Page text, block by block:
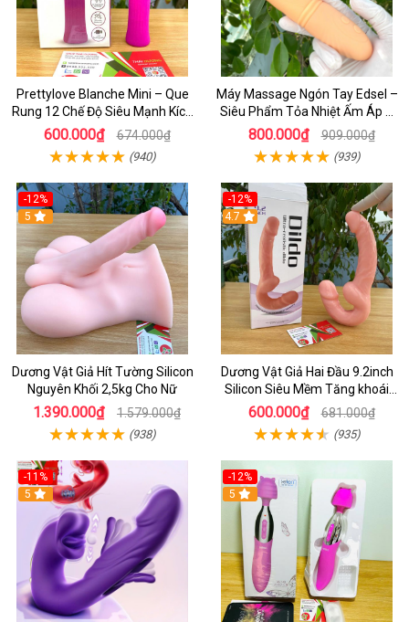
Prettylove Blanche Mini – Que
Rung 12 Chế Độ Siêu Mạnh Kích
Thích Điểm G Đê Mê
600.000₫ 674.000₫
(940)
Máy Massage Ngón Tay Edsel –
Siêu Phẩm Tỏa Nhiệt Ấm Áp &
Rung Móc Thăng Hoa
800.000₫ 909.000₫
(939)
-12%
5
Dương Vật Giả Hít Tường Silicon
Nguyên Khối 2,5kg Cho Nữ
1.390.000₫ 1.579.000₫
(938)
-12%
4.7
Dương Vật Giả Hai Đầu 9.2inch
Silicon Siêu Mềm Tăng khoái
Cảm Đôi Đỉnh Cao
600.000₫ 681.000₫
(935)
-11%
5
-12%
5